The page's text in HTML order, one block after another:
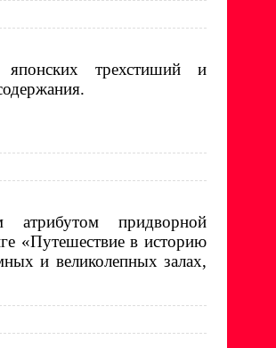
трехстиший и
придворной
«Путешествие в историю
и великолепных залах,